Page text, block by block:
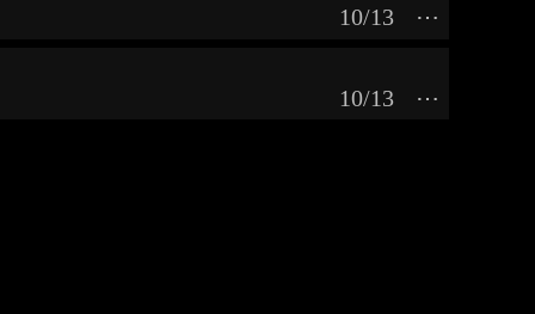
⋯
10/13
⋯
10/13